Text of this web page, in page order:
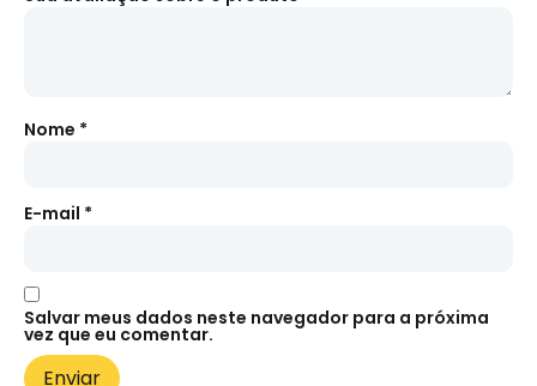
Nome *
E-mail *
Salvar meus dados neste navegador para a próxima
vez que eu comentar.